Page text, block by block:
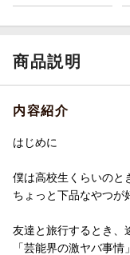
商品説明
内容紹介
はじめに
僕は高校生くらいのと
ちょっと下品なやつが
友達と旅行するとき、
「芸能界の激ヤバ事